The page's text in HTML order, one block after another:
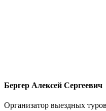
Бергер Алексей Сергеевич
Организатор выездных